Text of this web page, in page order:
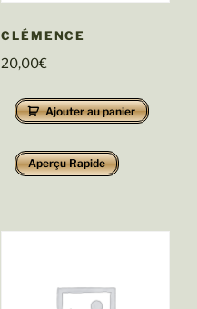
CLÉMENCE
20,00€
Ajouter au panier
Aperçu Rapide